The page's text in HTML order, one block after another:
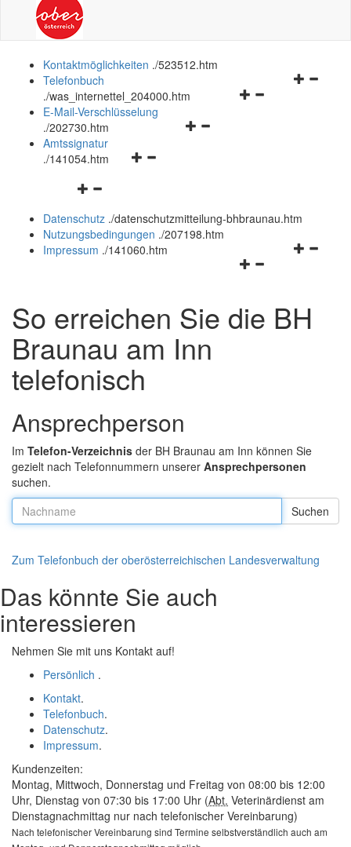
Kontaktmöglichkeiten ./523512.htm
Navigationsmenü
Telefonbuch
./was_internettel_204000.htm
Navigationsmenü
E-Mail-Verschlüsselung
./202730.htm
Navigationsmenü
Amtssignatur
./141054.htm
Navigationsmenü
und
schließen
Datenschutz ./datenschutzmitteilung-bhbraunau.htm
Nutzungsbedingungen ./207198.htm
Navigationsmenü
schließen
Impressum ./141060.htm
So erreichen Sie die BH
Braunau am Inn
telefonisch
Ansprechperson
Im Telefon-Verzeichnis der BH Braunau am Inn können Sie
gezielt nach Telefonnummern unserer Ansprechpersonen
suchen.
Nachname:
Zum Telefonbuch der oberösterreichischen Landesverwaltung
Das könnte Sie auch
interessieren
Nehmen Sie mit uns Kontakt auf!
Persönlich .
Kontakt.
Telefonbuch.
Datenschutz.
Impressum.
Kundenzeiten:
Montag, Mittwoch, Donnerstag und Freitag von 08:00 bis 12:00
Uhr, Dienstag von 07:30 bis 17:00 Uhr (Abt. Veterinärdienst am
Dienstagnachmittag nur nach telefonischer Vereinbarung)
Nach telefonischer Vereinbarung sind Termine selbstverständlich auch am